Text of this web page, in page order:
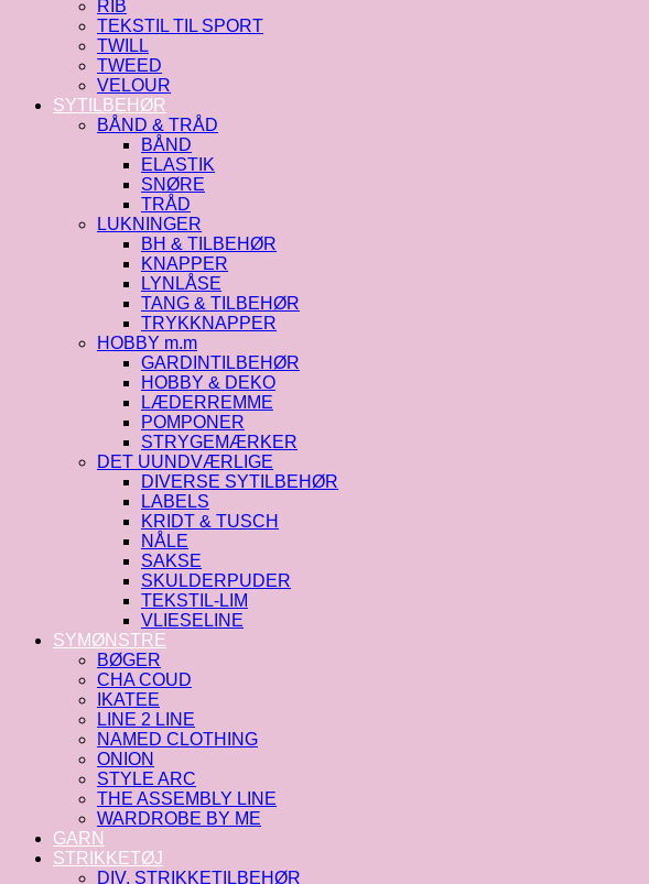
RIB
TEKSTIL TIL SPORT
TWILL
TWEED
VELOUR
SYTILBEHØR
BÅND & TRÅD
BÅND
ELASTIK
SNØRE
TRÅD
LUKNINGER
BH & TILBEHØR
KNAPPER
LYNLÅSE
TANG & TILBEHØR
TRYKKNAPPER
HOBBY m.m
GARDINTILBEHØR
HOBBY & DEKO
LÆDERREMME
POMPONER
STRYGEMÆRKER
DET UUNDVÆRLIGE
DIVERSE SYTILBEHØR
LABELS
KRIDT & TUSCH
NÅLE
SAKSE
SKULDERPUDER
TEKSTIL-LIM
VLIESELINE
SYMØNSTRE
BØGER
CHA COUD
IKATEE
LINE 2 LINE
NAMED CLOTHING
ONION
STYLE ARC
THE ASSEMBLY LINE
WARDROBE BY ME
GARN
STRIKKETØJ
DIV. STRIKKETILBEHØR